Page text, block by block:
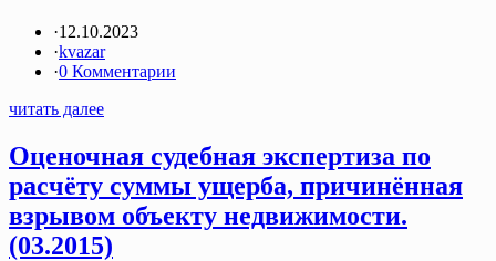
·12.10.2023
·kvazar
·0 Комментарии
читать далее
Оценочная судебная экспертиза по
расчёту суммы ущерба, причинённая
взрывом объекту недвижимости.
(03.2015)